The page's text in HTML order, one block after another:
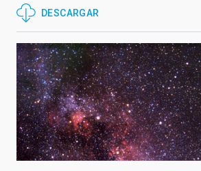
DESCARGAR